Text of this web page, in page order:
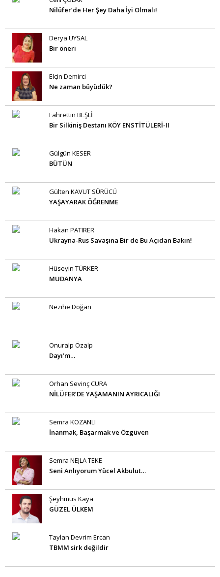
Nilüfer’de Her Şey Daha İyi Olmalı!
Derya UYSAL
Bir öneri
Elçin Demirci
Ne zaman büyüdük?
Fahrettin BEŞLİ
Bir Silkiniş Destanı KÖY ENSTİTÜLERİ-II
Gülgün KESER
BÜTÜN
Gülten KAVUT SÜRÜCÜ
YAŞAYARAK ÖĞRENME
Hakan PATIRER
Ukrayna-Rus Savaşına Bir de Bu Açıdan Bakın!
Hüseyin TÜRKER
MUDANYA
Nezihe Doğan
Onuralp Özalp
Dayı’m…
Orhan Sevinç CURA
NİLÜFER’DE YAŞAMANIN AYRICALIĞI
Semra KOZANLI
İnanmak, Başarmak ve Özgüven
Semra NEJLA TEKE
Seni Anlıyorum Yücel Akbulut…
Şeyhmus Kaya
GÜZEL ÜLKEM
Taylan Devrim Ercan
TBMM sirk değildir